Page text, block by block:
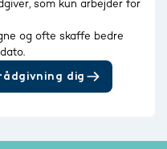
som kun arbejder for
og ofte skaffe bedre
dig